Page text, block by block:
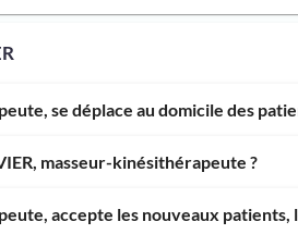
se déplace au domicile des
masseur-kinésithérapeute ?
accepte les nouveaux patients,